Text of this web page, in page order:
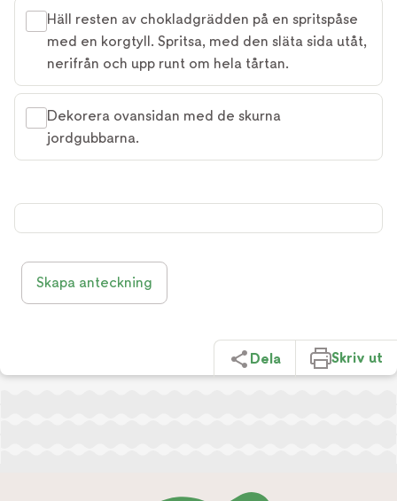
Häll resten av chokladgrädden på en spritspåse
med en korgtyll. Spritsa, med den släta sida utåt,
nerifrån och upp runt om hela tårtan.
Dekorera ovansidan med de skurna
jordgubbarna.
Skapa anteckning
Dela Skriv ut